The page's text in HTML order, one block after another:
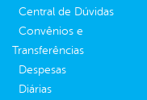
Central de Dúvidas
Convênios e
Transferências
Despesas
Diárias